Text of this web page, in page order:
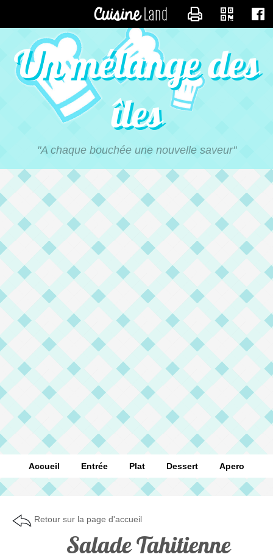
Un mélange des
îles
"A chaque bouchée une nouvelle saveur"
Accueil Entrée Plat Dessert Apero
Retour sur la page d'accueil
Salade Tahitienne
CONTACTER